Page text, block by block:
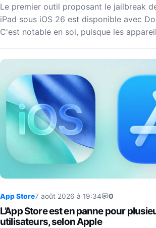
Le premier outil proposant le jailbreak
iPad sous iOS 26 est disponible avec
C'est notable en soi, puisque les
App Store7 août 2026 à 19:34 0
L’App Store est en panne pour
utilisateurs, selon Apple